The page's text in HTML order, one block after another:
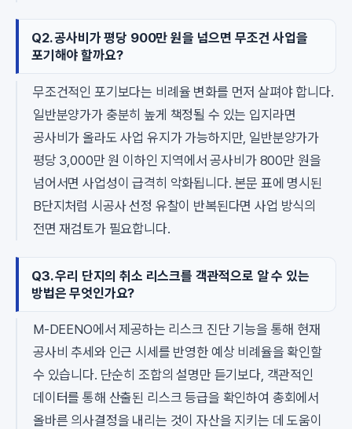
Q2. 공사비가 평당 900만 원을 넘으면 무조건 사업을
포기해야 할까요?
무조건적인 포기보다는 비례율 변화를 먼저 살펴야 합니다.
일반분양가가 충분히 높게 책정될 수 있는 입지라면
공사비가 올라도 사업 유지가 가능하지만, 일반분양가가
평당 3,000만 원 이하인 지역에서 공사비가 800만 원을
넘어서면 사업성이 급격히 악화됩니다. 본문 표에 명시된
B단지처럼 시공사 선정 유찰이 반복된다면 사업 방식의
전면 재검토가 필요합니다.
Q3. 우리 단지의 취소 리스크를 객관적으로 알 수 있는
방법은 무엇인가요?
M-DEENO에서 제공하는 리스크 진단 기능을 통해 현재
공사비 추세와 인근 시세를 반영한 예상 비례율을 확인할
수 있습니다. 단순히 조합의 설명만 듣기보다, 객관적인
데이터를 통해 산출된 리스크 등급을 확인하여 총회에서
올바른 의사결정을 내리는 것이 자산을 지키는 데 도움이